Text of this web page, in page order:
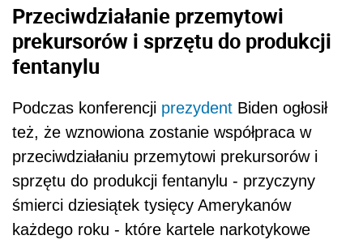
Przeciwdziałanie przemytowi
prekursorów i sprzętu do produkcji
fentanylu
Podczas konferencji prezydent Biden ogłosił
też, że wznowiona zostanie współpraca w
przeciwdziałaniu przemytowi prekursorów i
sprzętu do produkcji fentanylu - przyczyny
śmierci dziesiątek tysięcy Amerykanów
każdego roku - które kartele narkotykowe